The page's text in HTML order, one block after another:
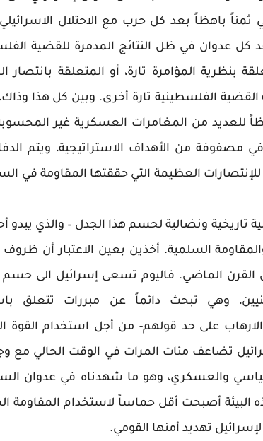
باهظاً بعد كل حرب مع الاحتلال
كل عدوان في ظل النتائج المدمرة للقضية
بنظرية المؤامرة تارة، أو المتعلقة بانتصار
الفلسطينية تارة أخرى. وبين كل هذا وذاك،
للعديد من المغامرات العسكرية غير
من الأهداف الاستراتيجية، ويتم
العظيمة التي حققتها المقاومة في
ونضالية لحسم هذا الجدل – والذي يبدو
السلمية. أخذين بعين الاعتبار أن ظروف
القرن الماضي. فاليوم تسعى إسرائيل الى حسم
وهي تبحث دائماً عن مبررات تتعلق
على حد قولهم- من أجل استخدام القوة
تضاعف مئات المرات في الوقت الحالي مع
والعسكري، وهو ما شهدناه في عدوان
البيئة أصبحت أقل حماساً لاستخدام المقاومة
تهديد أمنها القومي.